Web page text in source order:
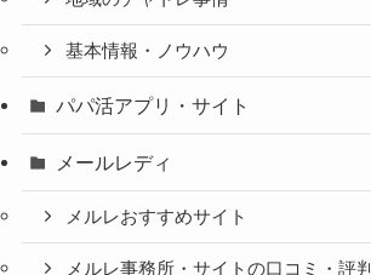
基本情報・ノウハウ
パパ活アプリ・サイト
メールレディ
メルレおすすめサイト
メルレ事務所・サイトの口コミ・評判